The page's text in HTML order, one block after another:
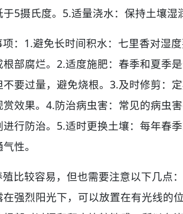
5摄氏度。5.适量浇水：保持土壤湿
：1.避免长时间积水：七里香对湿
部腐烂。2.适度施肥：春季和夏季
不要过量，避免烧根。3.及时修剪：
效果。4.防治病虫害：常见的病虫
行防治。5.适时更换土壤：每年春
性。
比较容易，但也需要注意以下几点
强烈阳光下，可以放置在有光线的